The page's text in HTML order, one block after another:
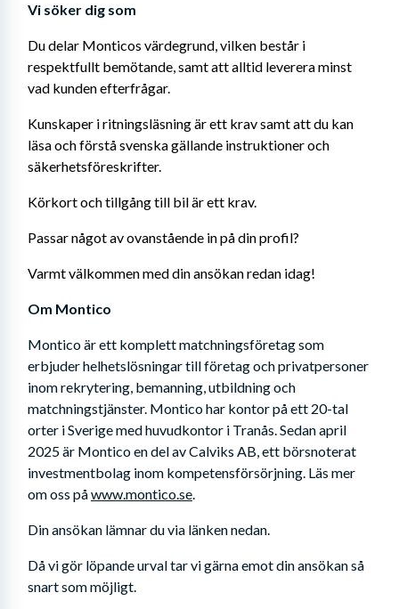
Vi söker dig som
Du delar Monticos värdegrund, vilken består i
respektfullt bemötande, samt att alltid leverera minst
vad kunden efterfrågar.
Kunskaper i ritningsläsning är ett krav samt att du kan
läsa och förstå svenska gällande instruktioner och
säkerhetsföreskrifter.
Körkort och tillgång till bil är ett krav.
Passar något av ovanstående in på din profil?
Varmt välkommen med din ansökan redan idag!
Om Montico
Montico är ett komplett matchningsföretag som
erbjuder helhetslösningar till företag och privatpersoner
inom rekrytering, bemanning, utbildning och
matchningstjänster. Montico har kontor på ett 20-tal
orter i Sverige med huvudkontor i Tranås. Sedan april
2025 är Montico en del av Calviks AB, ett börsnoterat
investmentbolag inom kompetensförsörjning. Läs mer
om oss på www.montico.se.
Din ansökan lämnar du via länken nedan.
Då vi gör löpande urval tar vi gärna emot din ansökan så
snart som möjligt.